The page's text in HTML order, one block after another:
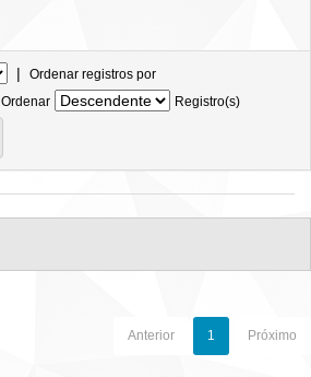
| Ordenar registros por
Ordenar
Registro(s)
Anterior 1 Próximo